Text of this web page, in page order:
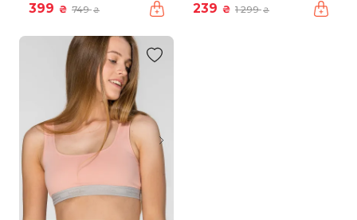
399 ₴ 749₴ 239 ₴ 1 299₴